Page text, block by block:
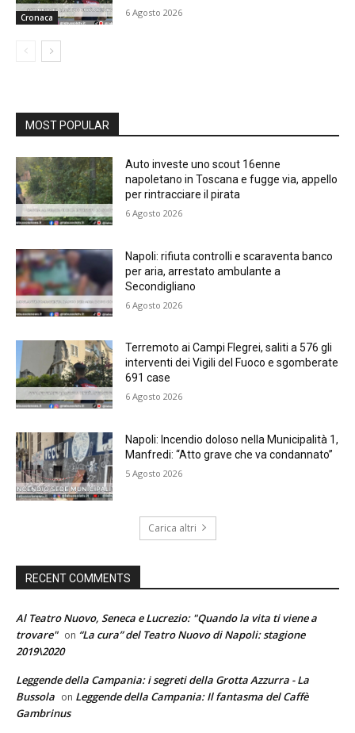
Cronaca 6 Agosto 2026
MOST POPULAR
Auto investe uno scout 16enne
napoletano in Toscana e fugge via, appello
per rintracciare il pirata
6 Agosto 2026
Napoli: rifiuta controlli e scaraventa banco
per aria, arrestato ambulante a
Secondigliano
6 Agosto 2026
Terremoto ai Campi Flegrei, saliti a 576 gli
interventi dei Vigili del Fuoco e sgomberate
691 case
6 Agosto 2026
Napoli: Incendio doloso nella Municipalità 1,
Manfredi: “Atto grave che va condannato”
5 Agosto 2026
Carica altri
RECENT COMMENTS
Al Teatro Nuovo, Seneca e Lucrezio: "Quando la vita ti viene a
trovare" on “La cura” del Teatro Nuovo di Napoli: stagione
2019\2020
Leggende della Campania: i segreti della Grotta Azzurra - La
Bussola on Leggende della Campania: Il fantasma del Caffè
Gambrinus